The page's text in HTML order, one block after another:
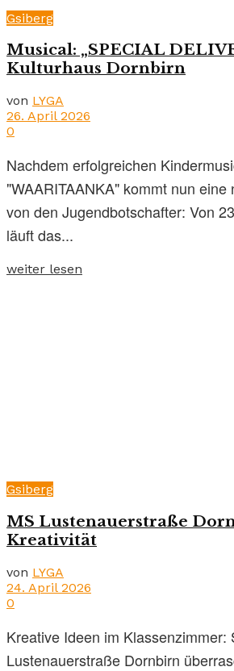
Gsiberg
Musical: „SPECIAL
Kulturhaus Dornbirn
von LYGA
26. April 2026
0
Nachdem erfolgreichen
"WAARITAANKA" kommt nun eine
von den Jugendbotschafter: Von
läuft das...
weiter lesen
Gsiberg
MS Lustenauerstraße
Kreativität
von LYGA
24. April 2026
0
Kreative Ideen im Klassenzimmer:
Lustenauerstraße Dornbirn